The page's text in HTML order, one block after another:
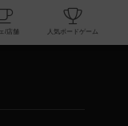
一覧 カフェ/店舗